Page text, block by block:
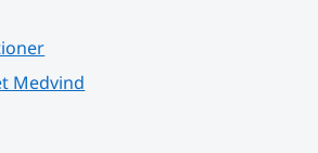
Medvind